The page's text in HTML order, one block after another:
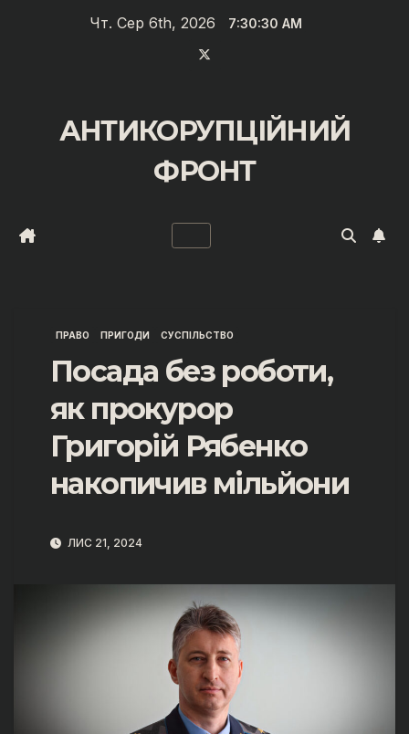
Чт. Сер 6th, 2026 7:30:31 AM
АНТИКОРУПЦІЙНИЙ
ФРОНТ
ПРАВО ПРИГОДИ СУСПІЛЬСТВО
Посада без роботи,
як прокурор
Григорій Рябенко
накопичив мільйони
ЛИС 21, 2024